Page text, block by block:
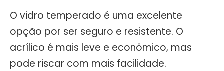
O vidro temperado é uma excelente
opção por ser seguro e resistente. O
acrílico é mais leve e econômico, mas
pode riscar com mais facilidade.